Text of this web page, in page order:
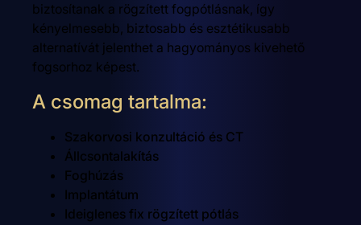
biztosítanak a rögzített fogpótlásnak, így
kényelmesebb, biztosabb és esztétikusabb
alternatívát jelenthet a hagyományos kivehető
fogsorhoz képest.
A csomag tartalma:
Szakorvosi konzultáció és CT
Állcsontalakítás
Foghúzás
Implantátum
Ideiglenes fix rögzített pótlás